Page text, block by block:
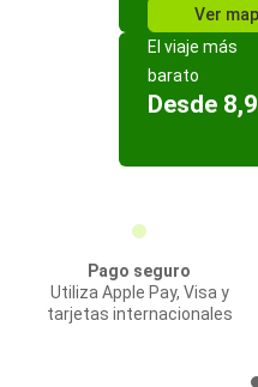
Ver
El viaje más
barato
Desde
Pago seguro
Utiliza Apple Pay, Visa y
tarjetas internacionales